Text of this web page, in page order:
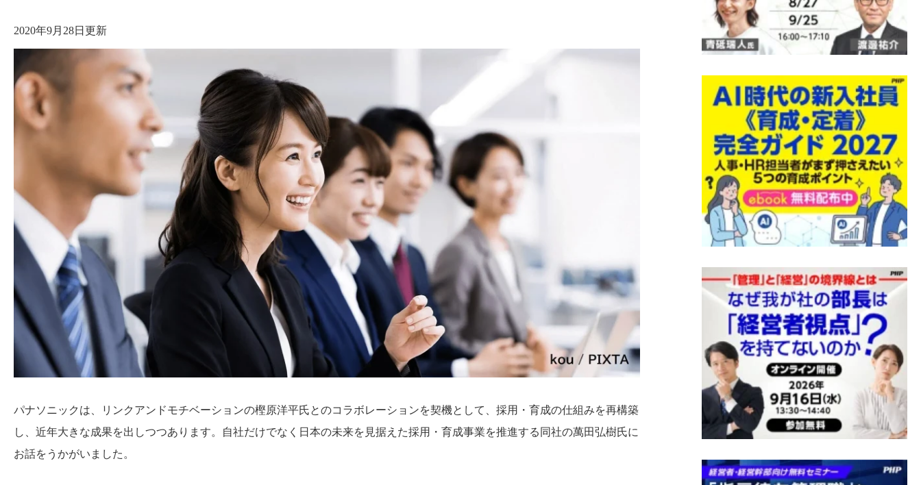
2020年9月28日更新
パナソニックは、リンクアンドモチベーションの樫原洋平氏とのコラボレーションを契機として、採用・育成の仕組みを再構築
し、近年大きな成果を出しつつあります。自社だけでなく日本の未来を見据えた採用・育成事業を推進する同社の萬田弘樹氏に
お話をうかがいました。